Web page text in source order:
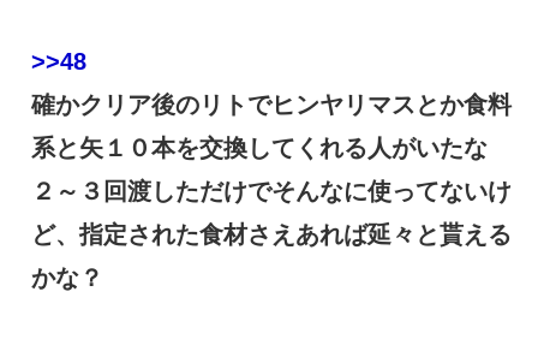
>>48
確かクリア後のリトでヒンヤリマスとか食料
系と矢１０本を交換してくれる人がいたな
２～３回渡しただけでそんなに使ってないけ
ど、指定された食材さえあれば延々と貰える
かな？